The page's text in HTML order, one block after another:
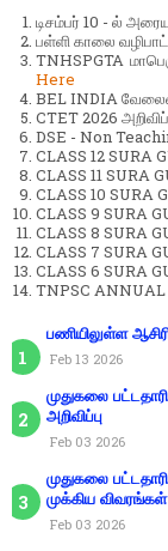
டிசம்பர் 10 - ல்
பள்ளி காலை
TNHSPGTA
Here
BEL INDIA
CTET 2026
DSE - Non
CLASS 12 SURA
CLASS 11 SURA
CLASS 10 SURA
CLASS 9 SURA
CLASS 8 SURA
CLASS 7 SURA
CLASS 6 SURA
TNPSC
பணியிலுள்ள
Feb 13 2026
முதுகலை
அறிவிப்பு
Feb 03 2026
முதுகலை
முக்கிய விவரங்கள்
Feb 03 2026